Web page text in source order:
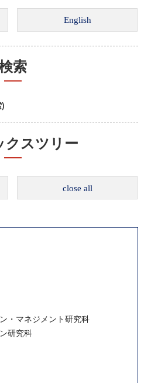
索
クスツリー
close all
・マネジメント研究科
研究科